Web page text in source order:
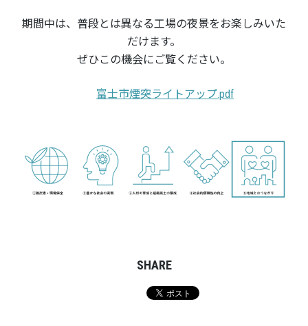
期間中は、普段とは異なる工場の夜景をお楽しみいた
だけます。
ぜひこの機会にご覧ください。
富士市煙突ライトアップ.pdf
SHARE